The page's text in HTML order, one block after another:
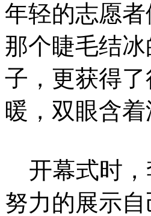
年轻的志愿
那个睫毛结
子，更获得
暖，双眼含
开幕式时，
努力的展示